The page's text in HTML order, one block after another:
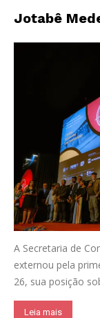
Jotabê
A Secretaria de
externou pela
26, sua posição
Leia mais